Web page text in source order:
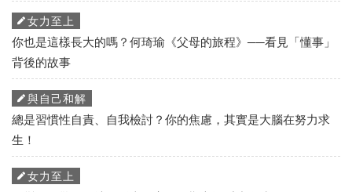
女力至上
你也是這樣長大的嗎？何琦瑜《父母的旅程》──看見「懂事」
背後的故事
與自己和解
總是習慣性自責、自我檢討？你的焦慮，其實是大腦在努力求
生！
女力至上